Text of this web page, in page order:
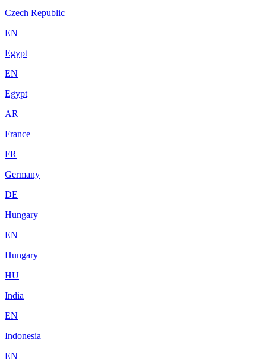
Czech Republic
EN
Egypt
EN
Egypt
AR
France
FR
Germany
DE
Hungary
EN
Hungary
HU
India
EN
Indonesia
EN